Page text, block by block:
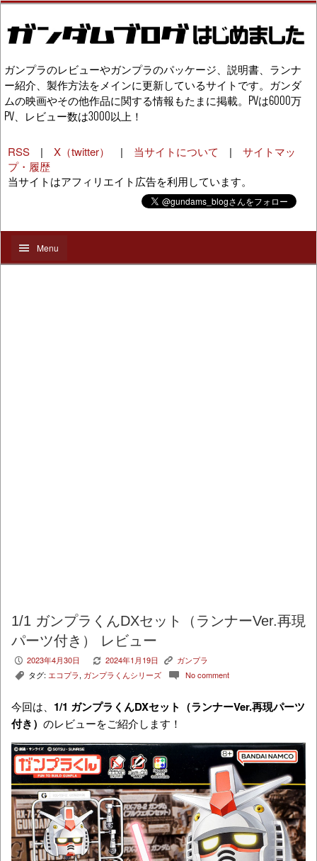
ガンプラのレビューやガンプラのパッケージ、説明書、ランナ
ー紹介、製作方法をメインに更新しているサイトです。ガンダ
ムの映画やその他作品に関する情報もたまに掲載。PVは6000万
PV、レビュー数は3000以上！
RSS | X（twitter） | 当サイトについて | サイトマッ
プ・履歴
当サイトはアフィリエイト広告を利用しています。
Menu
1/1 ガンプラくんDXセット（ランナーVer.再現
パーツ付き） レビュー
P 2023年4月30日 V 2024年1月19日 K ガンプラ
, タグ: エコプラ, ガンプラくんシリーズ c No comment
今回は、 1/1 ガンプラくんDXセット（ランナーVer.再現パーツ
付き） のレビューをご紹介します！